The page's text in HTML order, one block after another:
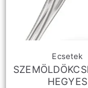
Ecsetek
HEGYES